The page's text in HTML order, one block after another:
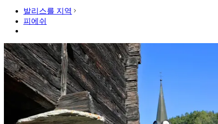
발리스를 지역
피에쉬